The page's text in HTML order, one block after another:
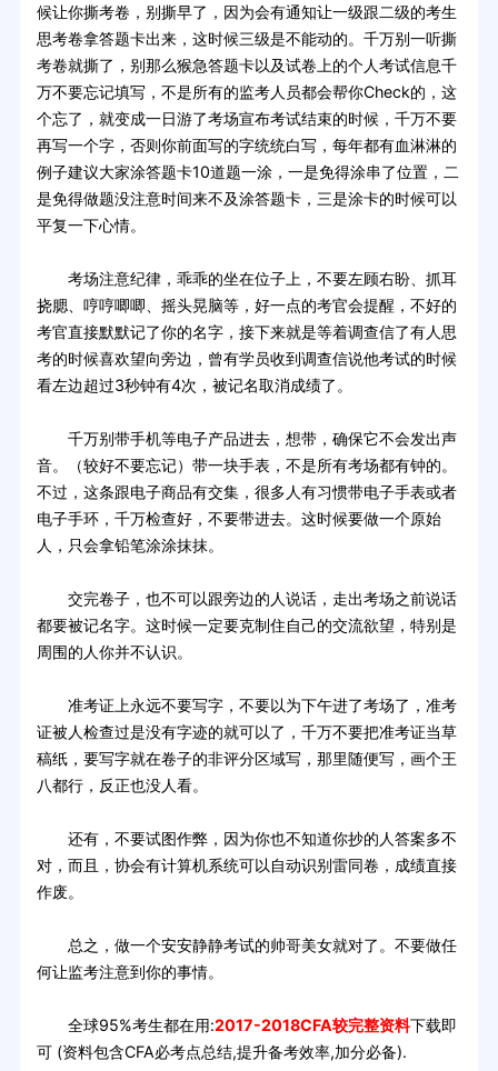
候让你撕考卷，别撕早了，因为会有通知让一级跟二级的考生
思考卷拿答题卡出来，这时候三级是不能动的。千万别一听撕
考卷就撕了，别那么猴急答题卡以及试卷上的个人考试信息千
万不要忘记填写，不是所有的监考人员都会帮你Check的，这
个忘了，就变成一日游了考场宣布考试结束的时候，千万不要
再写一个字，否则你前面写的字统统白写，每年都有血淋淋的
例子建议大家涂答题卡10道题一涂，一是免得涂串了位置，二
是免得做题没注意时间来不及涂答题卡，三是涂卡的时候可以
平复一下心情。
考场注意纪律，乖乖的坐在位子上，不要左顾右盼、抓耳
挠腮、哼哼唧唧、摇头晃脑等，好一点的考官会提醒，不好的
考官直接默默记了你的名字，接下来就是等着调查信了有人思
考的时候喜欢望向旁边，曾有学员收到调查信说他考试的时候
看左边超过3秒钟有4次，被记名取消成绩了。
千万别带手机等电子产品进去，想带，确保它不会发出声
音。（较好不要忘记）带一块手表，不是所有考场都有钟的。
不过，这条跟电子商品有交集，很多人有习惯带电子手表或者
电子手环，千万检查好，不要带进去。这时候要做一个原始
人，只会拿铅笔涂涂抹抹。
交完卷子，也不可以跟旁边的人说话，走出考场之前说话
都要被记名字。这时候一定要克制住自己的交流欲望，特别是
周围的人你并不认识。
准考证上永远不要写字，不要以为下午进了考场了，准考
证被人检查过是没有字迹的就可以了，千万不要把准考证当草
稿纸，要写字就在卷子的非评分区域写，那里随便写，画个王
八都行，反正也没人看。
还有，不要试图作弊，因为你也不知道你抄的人答案多不
对，而且，协会有计算机系统可以自动识别雷同卷，成绩直接
作废。
总之，做一个安安静静考试的帅哥美女就对了。不要做任
何让监考注意到你的事情。
全球95%考生都在用:2017-2018CFA较完整资料下载即
可 (资料包含CFA必考点总结,提升备考效率,加分必备).